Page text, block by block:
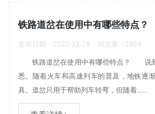
铁路道岔在使用中有哪些特点？
发布日期：2022-11-28 浏览量：2869
铁路道岔在使用中有哪些特点？ 说到
悉。随着火车和高速列车的普及，地铁逐
具。道岔只用于帮助列车转弯，但随着......